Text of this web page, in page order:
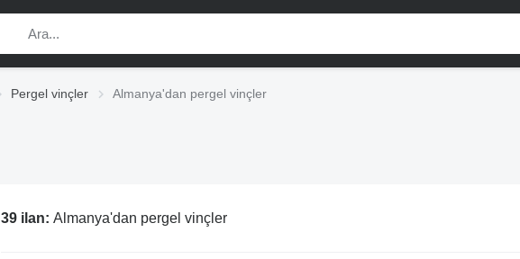
Pergel vinçler Almanya'dan pergel vinçler
39 ilan: Almanya'dan pergel vinçler